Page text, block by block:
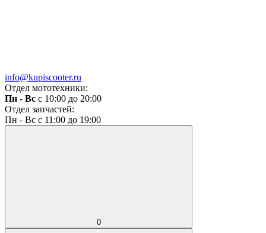
info@kupiscooter.ru
Отдел мототехники:
Пн - Вс с 10:00 до 20:00
Отдел запчастей:
Пн - Вс с 11:00 до 19:00
0